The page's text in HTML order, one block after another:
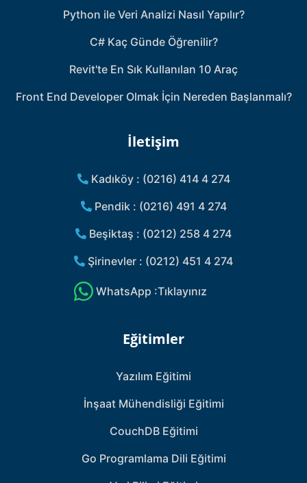
Python ile Veri Analizi Nasıl Yapılır?
C# Kaç Günde Öğrenilir?
Revit'te En Sık Kullanılan 10 Araç
Front End Developer Olmak İçin Nereden Başlanmalı?
İletişim
Kadıköy : (0216) 414 4 274
Pendik : (0216) 491 4 274
Beşiktaş : (0212) 258 4 274
Şirinevler : (0212) 451 4 274
WhatsApp :Tıklayınız
Eğitimler
Yazılım Eğitimi
İnşaat Mühendisliği Eğitimi
CouchDB Eğitimi
Go Programlama Dili Eğitimi